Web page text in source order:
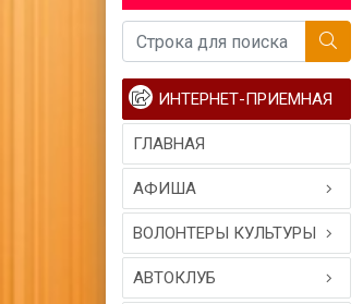
ИНТЕРНЕТ-ПРИЕМНАЯ
ГЛАВНАЯ
АФИША
ВОЛОНТЕРЫ КУЛЬТУРЫ
АВТОКЛУБ